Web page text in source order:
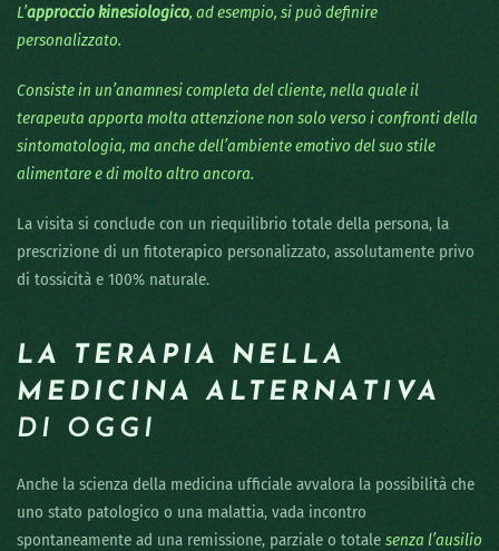
L’approccio kinesiologico, ad esempio, si può definire
personalizzato.
Consiste in un’anamnesi completa del cliente, nella quale il
terapeuta apporta molta attenzione non solo verso i confronti della
sintomatologia, ma anche dell’ambiente emotivo del suo stile
alimentare e di molto altro ancora.
La visita si conclude con un riequilibrio totale della persona, la
prescrizione di un fitoterapico personalizzato, assolutamente privo
di tossicità e 100% naturale.
LA TERAPIA NELLA
MEDICINA ALTERNATIVA
DI OGGI
Anche la scienza della medicina ufficiale avvalora la possibilità che
uno stato patologico o una malattia, vada incontro
spontaneamente ad una remissione, parziale o totale senza l’ausilio